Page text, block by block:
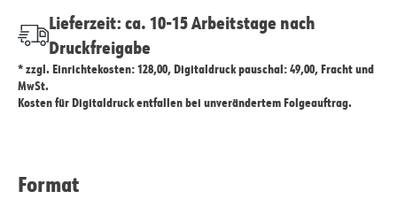
Lieferzeit: ca. 10-15 Arbeitstage nach
Druckfreigabe
* zzgl. Einrichtekosten: 128,00, Digitaldruck pauschal: 49,00, Fracht und
MwSt.
Kosten für Digitaldruck entfallen bei unverändertem Folgeauftrag.
Format